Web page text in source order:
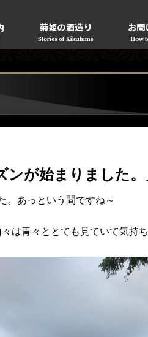
ンが始まりました
。あっという間ですね～
は青々ととても見ていて気持